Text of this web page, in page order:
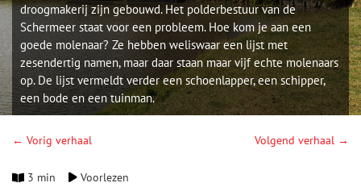
droogmakerij zijn gebouwd. Het polderbestuur van de
Schermeer staat voor een probleem. Hoe kom je aan een
goede molenaar? Ze hebben weliswaar een lijst met
zesendertig namen, maar daar staan maar vijf echte molenaars
op. De lijst vermeldt verder een schoenlapper, een schipper,
een bode en een tuinman.
← Vorig verhaal Volgend verhaal →
3 min Voorlezen